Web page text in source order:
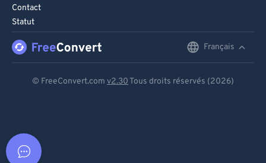
Contact
Statut
Français
© FreeConvert.com v2.30 Tous droits réservés (2026)